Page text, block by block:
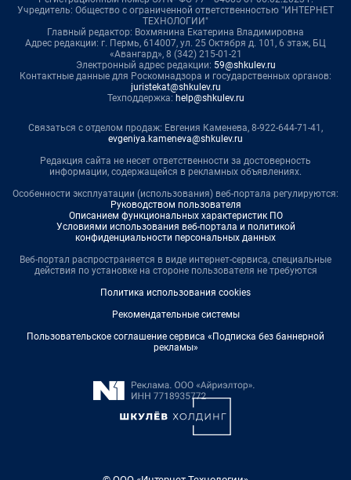
Учредитель: Общество с ограниченной ответственностью "ИНТЕРНЕТ
ТЕХНОЛОГИИ"
Главный редактор: Вохмянина Екатерина Владимировна
Адрес редакции: г. Пермь, 614007, ул. 25 Октября д. 101, 6 этаж, БЦ
«Авангард», 8 (342) 215-01-21
Электронный адрес редакции: 59@shkulev.ru
Контактные данные для Роскомнадзора и государственных органов:
juristekat@shkulev.ru
Техподдержка: help@shkulev.ru
Связаться с отделом продаж: Евгения Каменева, 8-922-644-71-41,
evgeniya.kameneva@shkulev.ru
Редакция сайта не несет ответственности за достоверность
информации, содержащейся в рекламных объявлениях.
Особенности эксплуатации (использования) веб-портала регулируются:
Руководством пользователя
Описанием функциональных характеристик ПО
Условиями использования веб-портала и политикой
конфиденциальности персональных данных
Веб-портал распространяется в виде интернет-сервиса, специальные
действия по установке на стороне пользователя не требуются
Политика использования cookies
Рекомендательные системы
Пользовательское соглашение сервиса «Подписка без баннерной
рекламы»